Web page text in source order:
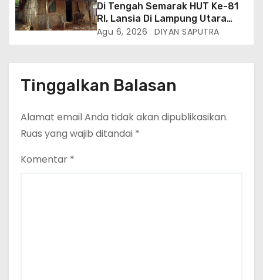
Di Tengah Semarak HUT Ke-81
RI, Lansia Di Lampung Utara
Hidup Memprihatinkan
Agu 6, 2026 DIYAN SAPUTRA
Tinggalkan Balasan
Alamat email Anda tidak akan dipublikasikan.
Ruas yang wajib ditandai *
Komentar *